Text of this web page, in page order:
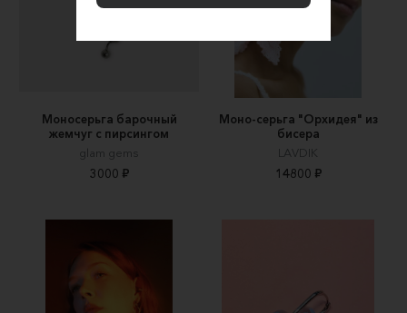
Моносерьга барочный
жемчуг с пирсингом
glam gems
3000 ₽
Моно-серьга "Орхидея" из
бисера
LAVDIK
14800 ₽